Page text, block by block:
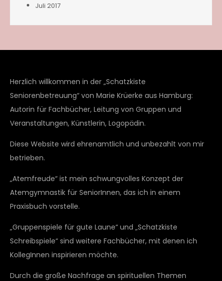
Juli 2017
Herzlich willkommen in der „Schatzkiste
Seniorenbetreuung“ von Marie Krüerke aus Hamburg:
Autorin für Fachbücher, Leitung von Gruppen und
Veranstaltungen, Künstlerin, Logopädin.
Diese Website wird ehrenamtlich und unbezahlt von mir
betrieben.
„Atemfreude“ ist mein schwungvolles Konzept der
Atemgymnastik für SeniorInnen, das ich in einem
Praxisbuch vorstelle.
„Gruppenspiele für gute Laune“ und „Schatzkiste
Schreibspiele“ sind weitere Fachbücher, mit denen ich
KollegInnen inspirieren möchte.
Durch die große Nachfrage an spirituellen Themen